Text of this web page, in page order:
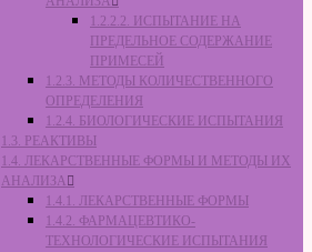
1.2.2.2. ИСПЫТАНИЕ НА
ПРЕДЕЛЬНОЕ СОДЕРЖАНИЕ
ПРИМЕСЕЙ
1.2.3. МЕТОДЫ КОЛИЧЕСТВЕННОГО
ОПРЕДЕЛЕНИЯ
1.2.4. БИОЛОГИЧЕСКИЕ ИСПЫТАНИЯ
1.3. РЕАКТИВЫ
1.4. ЛЕКАРСТВЕННЫЕ ФОРМЫ И МЕТОДЫ ИХ
АНАЛИЗА
1.4.1. ЛЕКАРСТВЕННЫЕ ФОРМЫ
1.4.2. ФАРМАЦЕВТИКО-
ТЕХНОЛОГИЧЕСКИЕ ИСПЫТАНИЯ